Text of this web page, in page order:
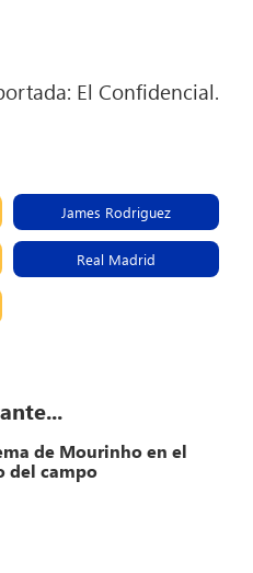
El Confidencial.
James Rodriguez
Real Madrid
de Mourinho en el
del campo